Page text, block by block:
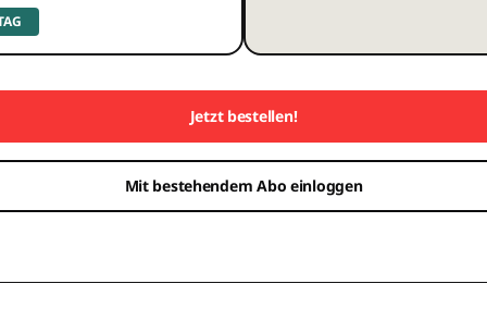
Jetzt bestellen!
Mit bestehendem Abo einloggen